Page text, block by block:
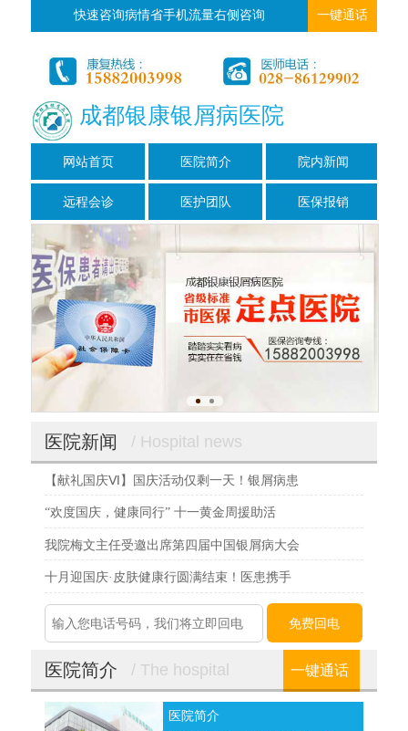
快速咨询病情省手机流量右侧咨询 一键通话
成都银康银屑病医院
网站首页 医院简介 院内新闻
远程会诊 医护团队 医保报销
医院新闻 / Hospital news
【献礼国庆Ⅵ】国庆活动仅剩一天！银屑病患
“欢度国庆，健康同行” 十一黄金周援助活
我院梅文主任受邀出席第四届中国银屑病大会
十月迎国庆·皮肤健康行圆满结束！医患携手
医院简介 / The hospital 一键通话
医院简介